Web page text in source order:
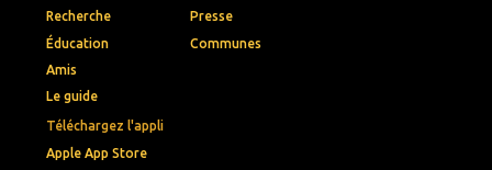
Téléchargez l'appli
Apple App Store
Recherche
Éducation
Amis
Le guide
Presse
Communes